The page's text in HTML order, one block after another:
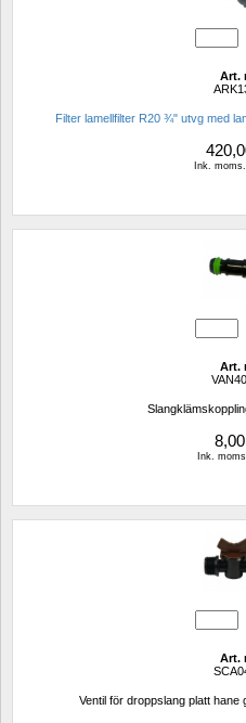
Art.
Filter lamellfilter R20 ¾" utvg med
Ink.
Art.
8,00
Ink.
Art.
Ventil för droppslang platt